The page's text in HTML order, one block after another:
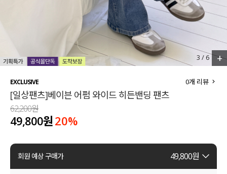
티셔츠
팬츠
셔츠
원피스
원피스
팬츠
스커트
언더웨어
3 / 6 +
EXCLUSIVE
[일상팬츠]베이븐 어펌 와이드 히든밴딩 팬츠
0개 리뷰
62,200원
49,800원20%
회원 예상 구매가 49,800원